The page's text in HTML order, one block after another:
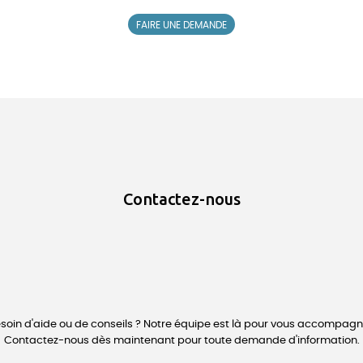
FAIRE UNE DEMANDE
Contactez-nous
d'aide ou de conseils ? Notre équipe est là pour vous
Contactez-nous dès maintenant pour toute demande d'information.